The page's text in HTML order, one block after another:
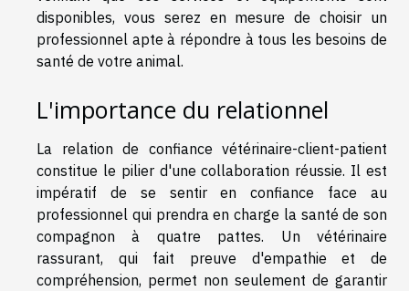
disponibles, vous serez en mesure de choisir un
professionnel apte à répondre à tous les besoins de
santé de votre animal.
L'importance du relationnel
La relation de confiance vétérinaire-client-patient
constitue le pilier d'une collaboration réussie. Il est
impératif de se sentir en confiance face au
professionnel qui prendra en charge la santé de son
compagnon à quatre pattes. Un vétérinaire
rassurant, qui fait preuve d'empathie et de
compréhension, permet non seulement de garantir